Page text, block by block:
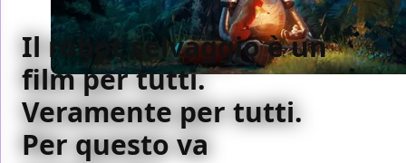
Il robot selvaggio è un
film per tutti.
Veramente per tutti.
Per questo va